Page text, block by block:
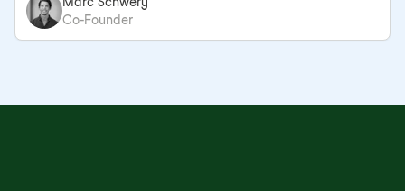
Co-Founder